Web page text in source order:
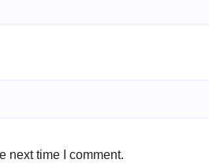
next time I comment.